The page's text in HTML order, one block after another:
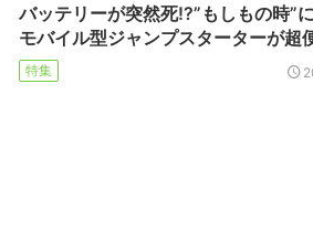
バッテリーが突然死!?”もしもの時”
モバイル型ジャンプスターターが超
特集